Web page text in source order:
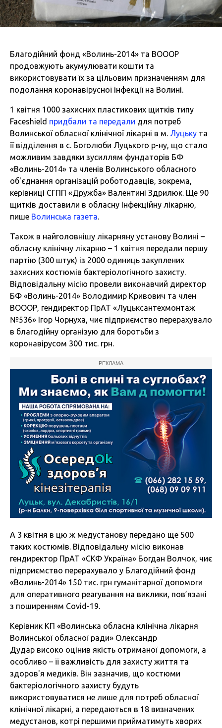
Благодійний фонд «Волинь-2014» та ВОООР
продовжують акумулювати кошти та
використовувати їх за цільовим призначенням для
подолання коронавірусної інфекції на Волині.
1 квітня 1000 захисних пластикових щитків типу
Faceshield придбали та передали для потреб
Волинської обласної клінічної лікарні в м. Луцьку та
її відділення в с. Боголюби Луцького р-ну, що стало
можливим завдяки зусиллям фундаторів БФ
«Волинь-2014» та членів Волинського обласного
об'єднання організацій роботодавців, зокрема,
керівниці СГПП «Дружба» Валентині Здрилюк. Ще 90
щитків доставили в обласну Інфекційну лікарню,
пише Волинська газета.
Також в найголовнішу лікарняну установу Волині –
обласну клінічну лікарню – 1 квітня передали першу
партію (300 штук) із 2000 одиниць закуплених
захисних костюмів бактеріологічного захисту.
Відповідальну місію провели виконавчий директор
БФ «Волинь-2014» Володимир Кривович та член
ВОООР, гендиректор ПрАТ «Луцьксантехмонтаж
№536» Ігор Чорнуха, чиє підприємство перерахувало
в благодійну організую для боротьби з
коронавірусом 300 тис. грн.
РЕКЛАМА
А 3 квітня в цю ж медустанову передано ще 500
таких костюмів. Відповідальну місію виконав
гендиректор ПрАТ «СКФ Україна» Богдан Волчок, чиє
підприємство перерахувало у Благодійний фонд
«Волинь-2014» 150 тис. грн гуманітарної допомоги
для оперативного реагування на виклики, пов’язані
з поширенням Covid-19.
Керівник КП «Волинська обласна клінічна лікарня
Волинської обласної ради» Олександр
Дудар високо оцінив якість отриманої допомоги, а
особливо – її важливість для захисту життя та
здоров'я медиків. Він зазначив, що костюми
бактеріологічного захисту будуть
використовуватися не лише для потреб обласної
клінічної лікарні, а передаються в 18 визначених
медустанов, котрі першими прийматимуть хворих